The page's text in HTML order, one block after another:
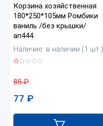
Корзина хозяйственная
180*250*105мм Ромбики
ваниль /без крышки/
ап444
Наличие: в наличии (1 шт.)
85₽
77 ₽